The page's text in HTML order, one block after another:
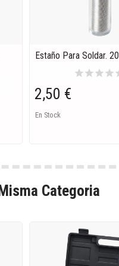
Estaño Para Soldar.
starstarstarstar
2,50 €
En Stock
Categoria